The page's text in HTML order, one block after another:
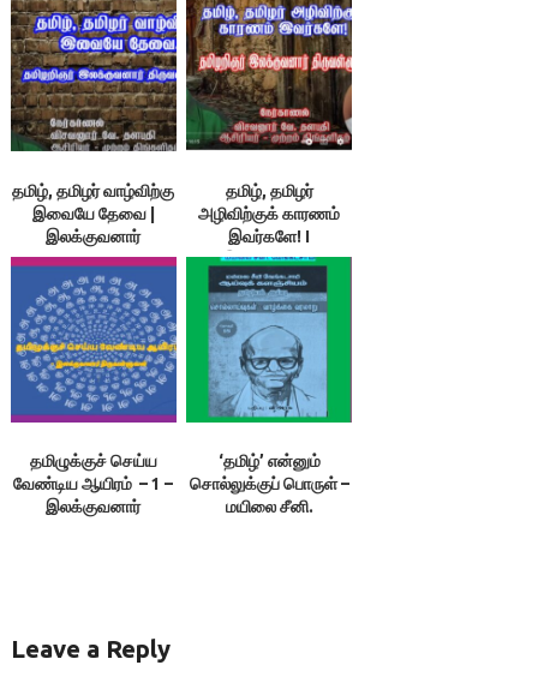
தமிழ், தமிழர் வாழ்விற்கு
இவையே தேவை |
இலக்குவனார்
திருவள்ளுவன் |
விசவனூர் வே. தளபதி
தமிழ், தமிழர்
அழிவிற்குக் காரணம்
இவர்களே! I
இலக்குவனார்
திருவள்ளுவன்
தமிழுக்குச் செய்ய
வேண்டிய ஆயிரம் – 1 –
இலக்குவனார்
‘தமிழ்’ என்னும்
சொல்லுக்குப் பொருள் –
மயிலை சீனி.
Leave a Reply